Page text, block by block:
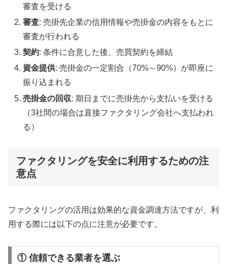
審査を受ける
審査: 売掛先企業の信用情報や売掛金の内容をもとに
審査が行われる
契約: 条件に合意した後、売買契約を締結
資金提供: 売掛金の一定割合（70%～90%）が即座に
振り込まれる
売掛金の回収: 期日までに売掛先から支払いを受ける
（3社間の場合は直接ファクタリング会社へ支払われ
る）
ファクタリングを安全に利用するための注
意点
ファクタリングの活用は効果的な資金調達方法ですが、利
用する際には以下の点に注意が必要です。
① 信頼できる業者を選ぶ